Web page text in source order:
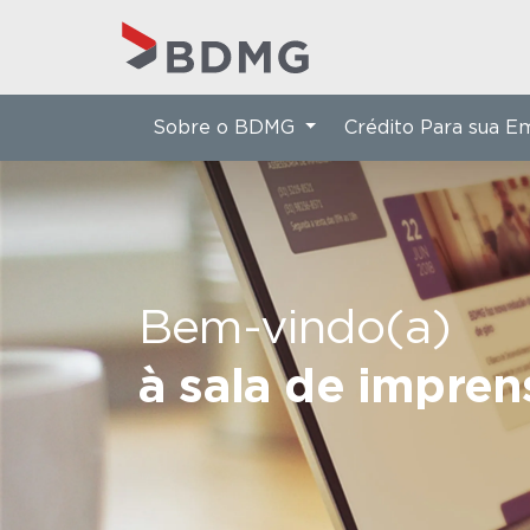
Bem-vindo(a)
à sala de
Sobre o BDMG Crédito Para sua